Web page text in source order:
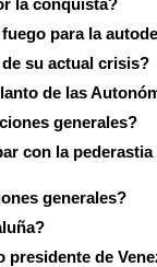
la conquista?
para la
su actual crisis?
de las
generales?
con la pederastia
generales?
presidente de